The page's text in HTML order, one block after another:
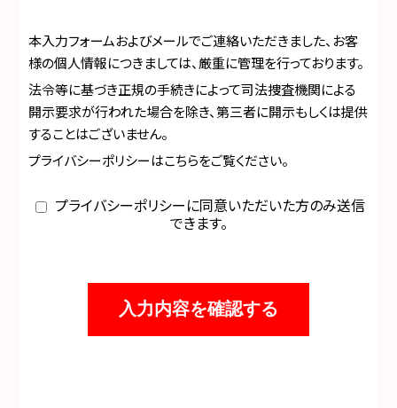
本入力フォームおよびメールでご連絡いただきました、お客
様の個人情報につきましては、厳重に管理を行っております。
法令等に基づき正規の手続きによって司法捜査機関による
開示要求が行われた場合を除き、第三者に開示もしくは提供
することはございません。
プライバシーポリシーはこちらをご覧ください。
プライバシーポリシーに同意いただいた方のみ送信
できます。